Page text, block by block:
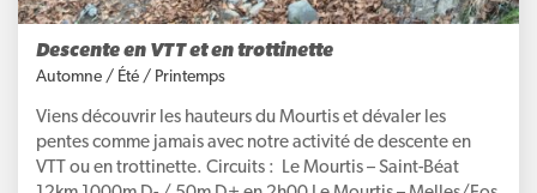
Descente en VTT et en trottinette
Automne / Été / Printemps
Viens découvrir les hauteurs du Mourtis et dévaler les
pentes comme jamais avec notre activité de descente en
VTT ou en trottinette. Circuits : Le Mourtis – Saint-Béat